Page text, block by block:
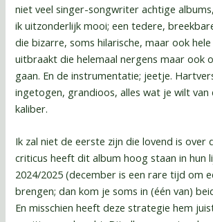
niet veel singer-songwriter achtige
ik uitzonderlijk mooi; een tedere,
die bizarre, soms hilarische, maar ook
uitbraakt die helemaal nergens maar ook
gaan. En de instrumentatie; jeetje.
ingetogen, grandioos, alles wat je wilt van
kaliber.
Ik zal niet de eerste zijn die lovend is over
criticus heeft dit album hoog staan in hun
2024/2025 (december is een rare tijd om
brengen; dan kom je soms in (één van)
En misschien heeft deze strategie hem